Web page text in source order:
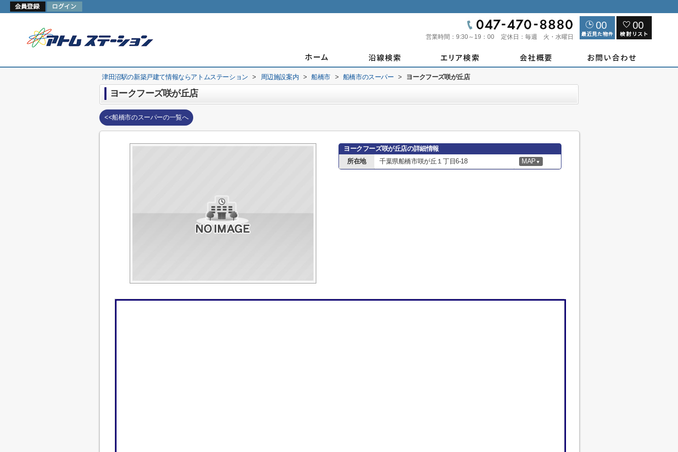
営業時間： 9:30～19：00 定休日： 毎週 火・水曜日
00 00
津田沼駅の新築戸建て情報ならアトムステーション > 周辺施設案内 > 船橋市 > 船橋市のスーパー > ヨークフーズ咲が丘店
ヨークフーズ咲が丘店
<<船橋市のスーパーの一覧へ
ヨークフーズ咲が丘店の詳細情報
所在地
千葉県船橋市咲が丘１丁目6-18 MAP ▼